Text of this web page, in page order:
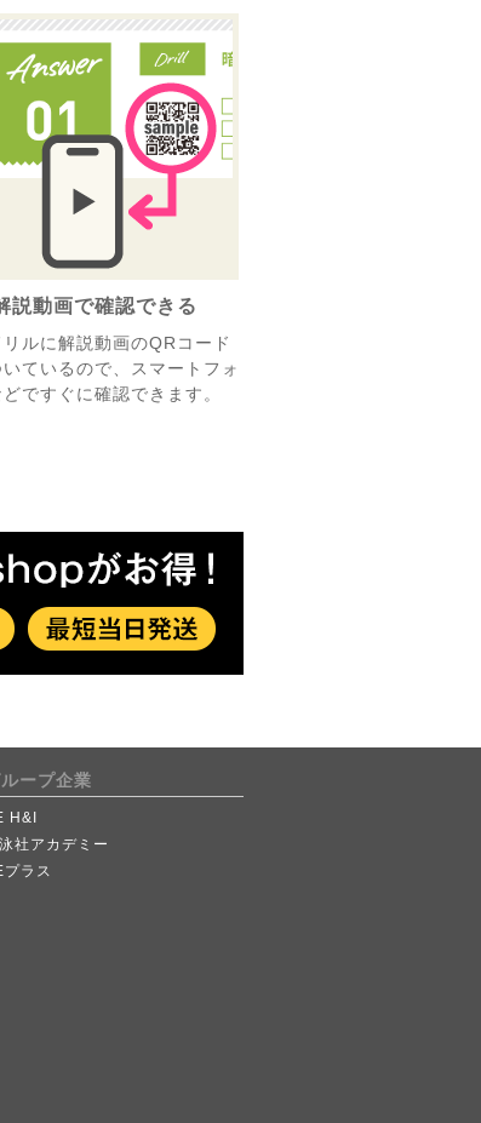
説動画で確認できる
ルに解説動画のQRコード
いているので、スマートフォ
どですぐに確認できます。
ープ企業
H&I
社アカデミー
プラス